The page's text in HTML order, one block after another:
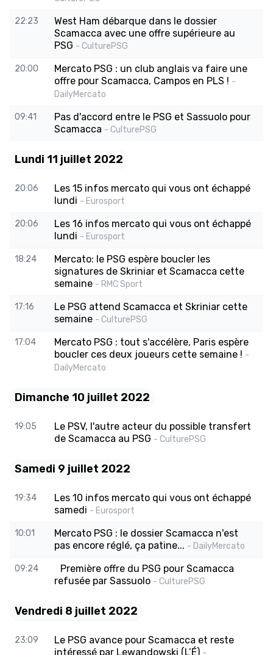
22:23
West Ham débarque dans le dossier
Scamacca avec une offre supérieure au
PSG - CulturePSG
20:00
Mercato PSG : un club anglais va faire une
offre pour Scamacca, Campos en PLS ! -
DailyMercato
09:41
Pas d'accord entre le PSG et Sassuolo pour
Scamacca - CulturePSG
Lundi 11 juillet 2022
20:06
Les 15 infos mercato qui vous ont échappé
lundi - Eurosport
20:06
Les 16 infos mercato qui vous ont échappé
lundi - Eurosport
18:24
Mercato: le PSG espère boucler les
signatures de Skriniar et Scamacca cette
semaine - RMC Sport
17:16
Le PSG attend Scamacca et Skriniar cette
semaine - CulturePSG
17:04
Mercato PSG : tout s'accélère, Paris espère
boucler ces deux joueurs cette semaine ! -
DailyMercato
Dimanche 10 juillet 2022
19:05
Le PSV, l'autre acteur du possible transfert
de Scamacca au PSG - CulturePSG
Samedi 9 juillet 2022
19:34
Les 10 infos mercato qui vous ont échappé
samedi - Eurosport
10:01
Mercato PSG : le dossier Scamacca n'est
pas encore réglé, ça patine... - DailyMercato
09:24
Première offre du PSG pour Scamacca
refusée par Sassuolo - CulturePSG
Vendredi 8 juillet 2022
23:09
Le PSG avance pour Scamacca et reste
intéressé par Lewandowski (L’É) -